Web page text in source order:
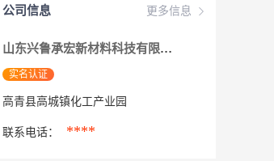
更多信息
公司信息
山东兴鲁承宏新材料科技有限公司
实名认证
高青县高城镇化工产业园
联系电话： ****